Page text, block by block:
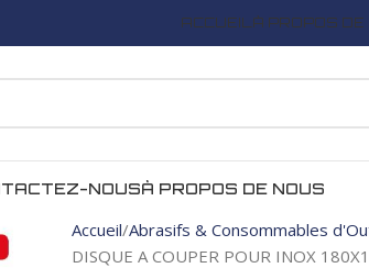
ACCUEILÀ PROPOS DE
NOUSÀ PROPOS DE NOUS
Accueil Abrasifs & Consommables
DISQUE A COUPER POUR INOX